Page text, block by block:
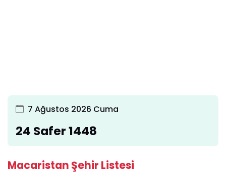
7 Ağustos 2026 Cuma
24 Safer 1448
Macaristan Şehir Listesi